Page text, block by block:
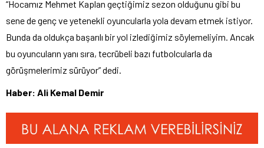
“Hocamız Mehmet Kaplan geçtiğimiz sezon olduğunu gibi bu
sene de genç ve yetenekli oyuncularla yola devam etmek istiyor.
Bunda da oldukça başarılı bir yol izlediğimiz söylemeliyim. Ancak
bu oyuncuların yanı sıra, tecrübeli bazı futbolcularla da
görüşmelerimiz sürüyor” dedi.
Haber: Ali Kemal Demir